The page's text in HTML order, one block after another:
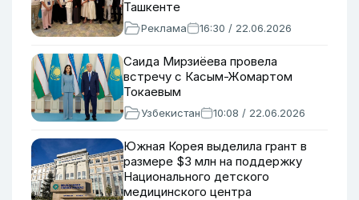
Ташкенте
Реклама 16:30 / 22.06.2026
Саида Мирзиёева провела
встречу с Касым-Жомартом
Токаевым
Узбекистан 10:08 / 22.06.2026
Южная Корея выделила грант в
размере $3 млн на поддержку
Национального детского
медицинского центра